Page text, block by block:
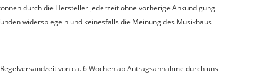
durch die Hersteller jederzeit ohne vorherige Ankündigung
widerspiegeln und keinesfalls die Meinung des Musikhaus
von ca. 6 Wochen ab Antragsannahme durch uns